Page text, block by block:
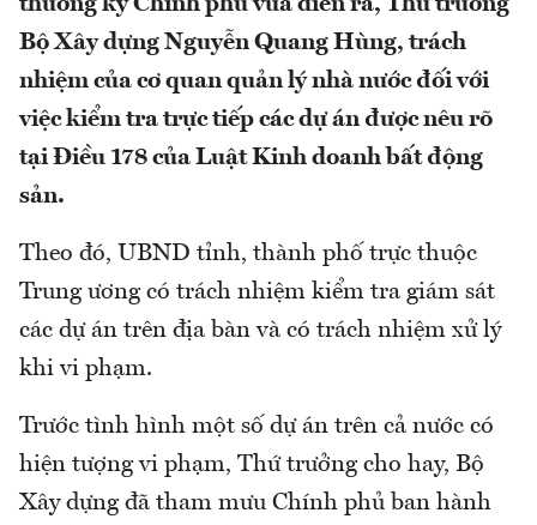
Bộ Xây dựng Nguyễn Quang Hùng, trách
nhiệm của cơ quan quản lý nhà nước đối với
việc kiểm tra trực tiếp các dự án được nêu rõ
tại Điều 178 của Luật Kinh doanh bất động
sản.
Theo đó, UBND tỉnh, thành phố trực thuộc
Trung ương có trách nhiệm kiểm tra giám sát
các dự án trên địa bàn và có trách nhiệm xử lý
khi vi phạm.
Trước tình hình một số dự án trên cả nước có
hiện tượng vi phạm, Thứ trưởng cho hay, Bộ
Xây dựng đã tham mưu Chính phủ ban hành